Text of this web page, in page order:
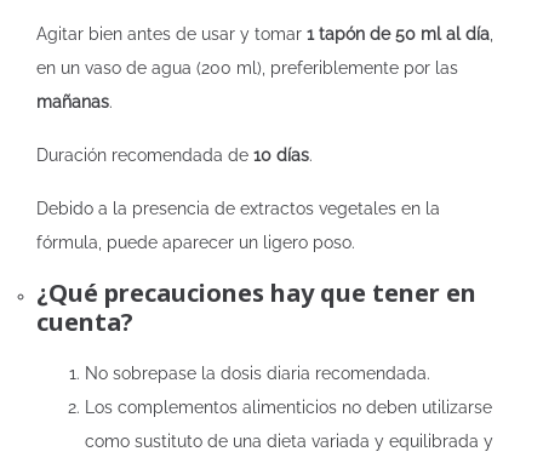
Agitar bien antes de usar y tomar 1 tapón de 50 ml al día
en un vaso de agua (200 ml), preferiblemente por las
mañanas.
Duración recomendada de 10 días.
Debido a la presencia de extractos vegetales en la
fórmula, puede aparecer un ligero poso.
¿Qué precauciones hay que tener en
cuenta?
No sobrepase la dosis diaria recomendada.
Los complementos alimenticios no deben utilizarse
como sustituto de una dieta variada y equilibrada y